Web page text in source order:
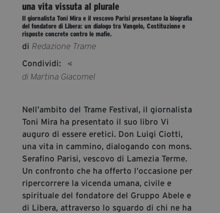
segreteria@tramefestival.it
info@tramefestival.it
+39 346 954 4078
una vita vissuta al plurale
Il giornalista Toni Mira e il vescovo Parisi presentano la biografia
del fondatore di Libera: un dialogo tra Vangelo, Costituzione e
risposte concrete contro le mafie.
di Redazione Trame
Condividi:
di Martina Giacomel
Nell’ambito del Trame Festival, il giornalista
Toni Mira ha presentato il suo libro Vi
auguro di essere eretici. Don Luigi Ciotti,
una vita in cammino, dialogando con mons.
Serafino Parisi, vescovo di Lamezia Terme.
Un confronto che ha offerto l’occasione per
ripercorrere la vicenda umana, civile e
spirituale del fondatore del Gruppo Abele e
di Libera, attraverso lo sguardo di chi ne ha